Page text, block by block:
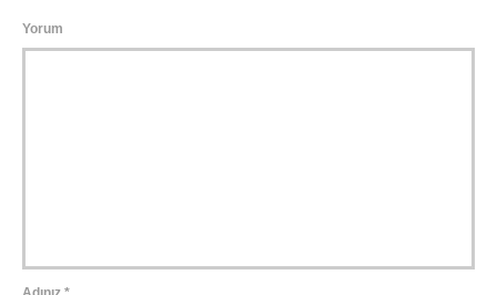
Yorum